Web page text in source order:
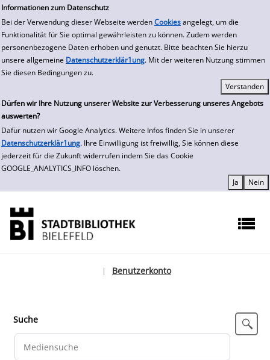
Informationen zum Datenschutz
Bei der Verwendung dieser Webseite werden Cookies angelegt, um die
Funktionalität für Sie optimal gewährleisten zu können. Zudem werden
personenbezogene Daten erhoben und genutzt. Bitte beachten Sie hierzu
unsere allgemeine Datenschutzerklär1ung. Mit der weiteren Nutzung stimmen
Sie diesen Bedingungen zu.
Dürfen wir Ihre Nutzung unserer Website zur Verbesserung unseres Angebots
auswerten?
Dafür nutzen wir Google Analytics. Weitere Infos finden Sie in unserer
Datenschutzerklär1ung. Ihre Einwilligung ist freiwillig, Sie können diese
jederzeit für die Zukunft widerrufen indem Sie das Cookie
GOOGLE_ANALYTICS_INFO löschen.
zur Navigation springen
zum Inhalt springen
Zur Detailanzeige springen
Benutzerkonto
Suche